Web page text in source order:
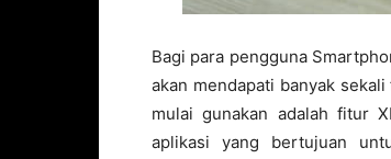
Bagi para pengguna
akan mendapati banyak
mulai gunakan adalah fitur
aplikasi yang bertujuan